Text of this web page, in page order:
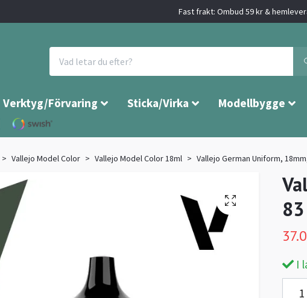
Fast frakt: Ombud 59 kr &
Verktyg/Förvaring Sticka/Virka Modellbygge
Vallejo Model Color Vallejo Model Color 18ml Vallejo German Uniform,
83
I